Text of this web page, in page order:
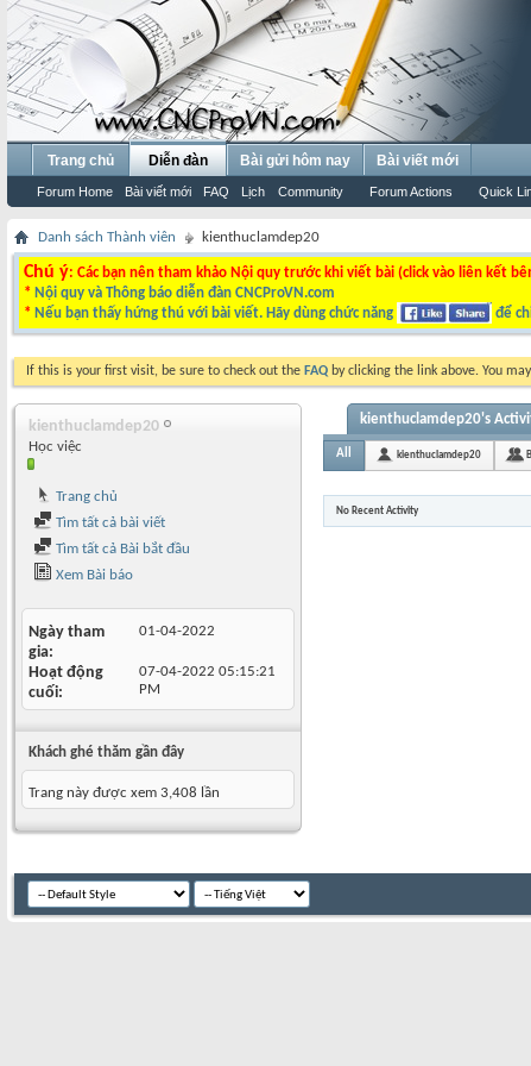
Trang chủ Diễn đàn
Forum Home Bài viết mới FAQ Lịch Community Forum Actions Quick
Bài gửi hôm nay Bài viết mới
Danh sách Thành viên kienthuclamdep20
Chú ý: Các bạn nên tham khảo Nội quy trước khi viết bài (click vào liên kết
* Nội quy và Thông báo diễn đàn CNCProVN.com
* Nếu bạn thấy hứng thú với bài viết. Hãy dùng chức năng để
If this is your first visit, be sure to check out the FAQ by clicking the link above. You
kienthuclamdep20
Học việc
Trang chủ
Tìm tất cả bài viết
Tìm tất cả Bài bắt đầu
Xem Bài báo
Ngày tham
gia
01-04-2022
Hoạt động
cuối
07-04-2022 05:15:21
PM
Khách ghé thăm gần đây
Trang này được xem 3,408 lần
kienthuclamdep20's
All kienthuclamdep20
No Recent Activity